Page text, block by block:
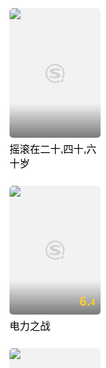
摇滚在二十,四十,六
十岁
6.4
电力之战